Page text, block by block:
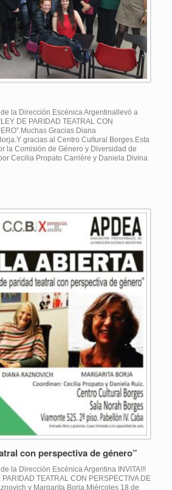
la Dirección Escénica Argentinallevó a
DE PARIDAD TEATRAL CON
Gracias Diana
gracias al Centro Cultural Borges.Esta
la Comisión de Género y Diversidad de
Cecilia Propato Carriére y Daniela Divina
con perspectiva de género”
la Dirección Escénica Argentina INVITA!!!
TEATRAL CON PERSPECTIVA DE
y Margarita Borja.Miércoles 18 de